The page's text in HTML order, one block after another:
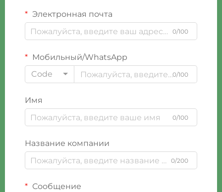
Электронная почта
0/100
Мобильный/WhatsApp
Code
0/100
Имя
0/100
Название компании
0/200
Сообщение